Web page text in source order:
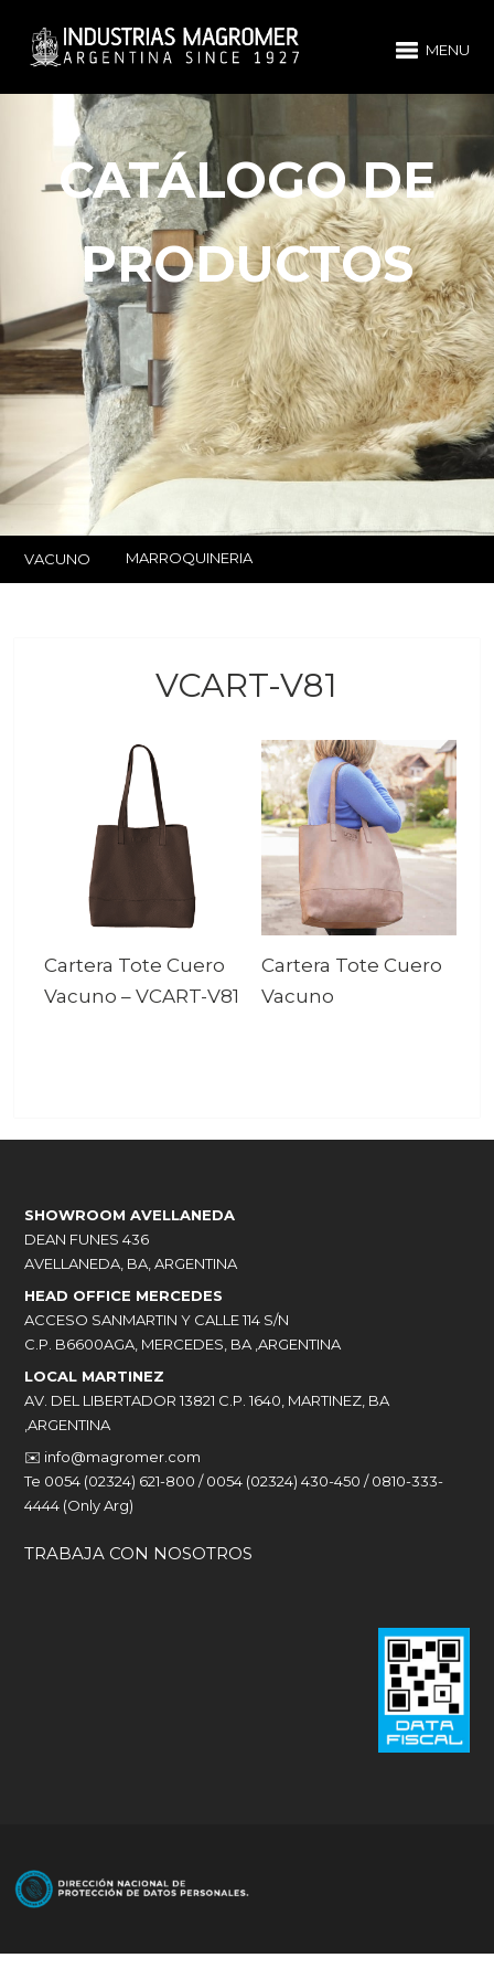
MENU
CATÁLOGO DE
PRODUCTOS
VACUNO MARROQUINERIA
VCART-V81
Cartera Tote Cuero
Vacuno –VCART-V81
Cartera Tote Cuero
Vacuno
SHOWROOM AVELLANEDA
DEAN FUNES 436
AVELLANEDA, BA, ARGENTINA
HEAD OFFICE MERCEDES
ACCESO SANMARTIN Y CALLE 114 S/N
C.P. B6600AGA, MERCEDES, BA ,ARGENTINA
LOCAL MARTINEZ
AV. DEL LIBERTADOR 13821 C.P. 1640, MARTINEZ, BA
,ARGENTINA
✉️ info@magromer.com
Te 0054 (02324) 621-800 / 0054 (02324) 430-450 / 0810-333-
4444 (Only Arg)
TRABAJA CON NOSOTROS